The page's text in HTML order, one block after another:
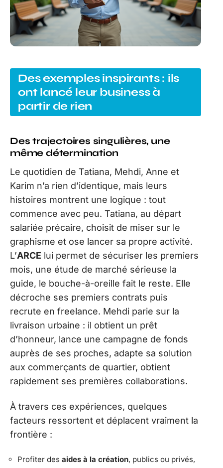
Des exemples inspirants : ils
ont lancé leur business à
partir de rien
Des trajectoires singulières, une
même détermination
Le quotidien de Tatiana, Mehdi, Anne et
Karim n’a rien d’identique, mais leurs
histoires montrent une logique : tout
commence avec peu. Tatiana, au départ
salariée précaire, choisit de miser sur le
graphisme et ose lancer sa propre activité.
L’ARCE lui permet de sécuriser les premiers
mois, une étude de marché sérieuse la
guide, le bouche-à-oreille fait le reste. Elle
décroche ses premiers contrats puis
recrute en freelance. Mehdi parie sur la
livraison urbaine : il obtient un prêt
d’honneur, lance une campagne de fonds
auprès de ses proches, adapte sa solution
aux commerçants de quartier, obtient
rapidement ses premières collaborations.
À travers ces expériences, quelques
facteurs ressortent et déplacent vraiment la
frontière :
Profiter des aides à la création, publics ou privés,